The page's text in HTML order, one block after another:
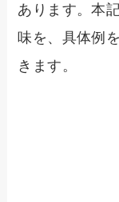
あります。本
味を、具体例
きます。